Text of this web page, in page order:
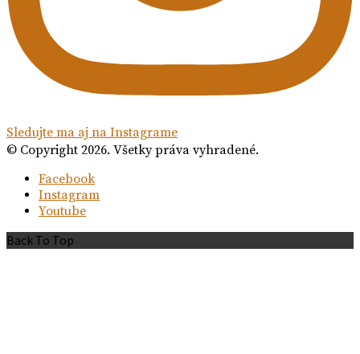
Sledujte ma aj na Instagrame
© Copyright 2026. Všetky práva vyhradené.
Facebook
Instagram
Youtube
Back To Top